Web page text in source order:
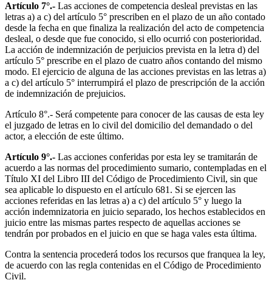
Artículo 7°.- Las acciones de competencia desleal previstas en las
letras a) a c) del artículo 5° prescriben en el plazo de un año contado
desde la fecha en que finaliza la realización del acto de competencia
desleal, o desde que fue conocido, si ello ocurrió con posterioridad.
La acción de indemnización de perjuicios prevista en la letra d) del
artículo 5° prescribe en el plazo de cuatro años contando del mismo
modo. El ejercicio de alguna de las acciones previstas en las letras a)
a c) del artículo 5° interrumpirá el plazo de prescripción de la acción
de indemnización de prejuicios.
Artículo 8°.- Será competente para conocer de las causas de esta ley
el juzgado de letras en lo civil del domicilio del demandado o del
actor, a elección de este último.
Artículo 9°.- Las acciones conferidas por esta ley se tramitarán de
acuerdo a las normas del procedimiento sumario, contempladas en el
Título XI del Libro III del Código de Procedimiento Civil, sin que
sea aplicable lo dispuesto en el artículo 681. Si se ejercen las
acciones referidas en las letras a) a c) del artículo 5° y luego la
acción indemnizatoria en juicio separado, los hechos establecidos en
juicio entre las mismas partes respecto de aquellas acciones se
tendrán por probados en el juicio en que se haga vales esta última.
Contra la sentencia procederá todos los recursos que franquea la ley,
de acuerdo con las regla contenidas en el Código de Procedimiento
Civil.